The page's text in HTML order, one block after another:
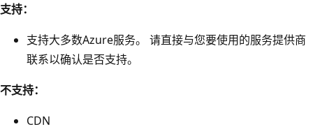
支持：
支持大多数Azure服务。 请直接与您要使用的服务提供商
联系以确认是否支持。
不支持：
CDN